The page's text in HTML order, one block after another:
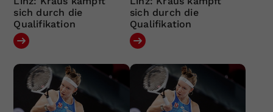
sich durch die
Qualifikation
sich durch die
Qualifikation